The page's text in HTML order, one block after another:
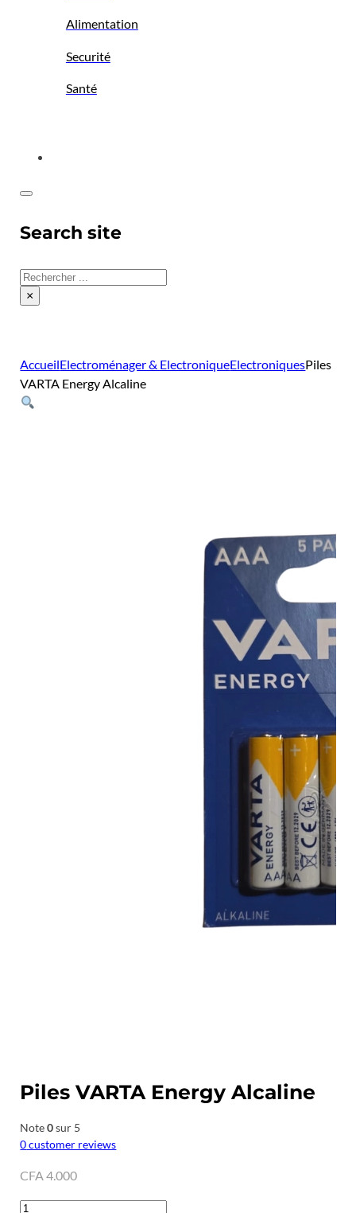
Alimentation
Securité
Santé
Search site
Rechercher
×
AccueilElectroménager & ElectroniqueElectroniquesPiles
VARTA Energy Alcaline
Piles VARTA Energy Alcaline
Note0sur 5
0customer reviews
CFA 4.000
quantité